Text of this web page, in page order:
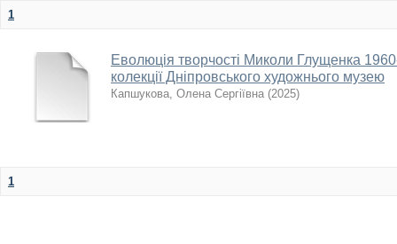
1
Еволюція творчості Миколи Глущенка
колекції Дніпровського художнього музею
Капшукова, Олена Сергіївна (2025)
1